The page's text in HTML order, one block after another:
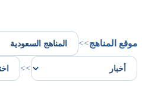
موقع المناهج>>
>>